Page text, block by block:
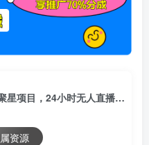
（7168期）外面收费2千的磁力聚星项目，24小时无人直播，4个月变现122w，可矩阵操作
资源